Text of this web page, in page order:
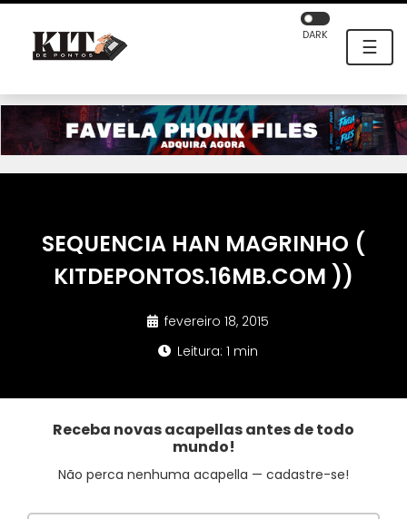
☰
DARK
SEQUENCIA HAN MAGRINHO (
KITDEPONTOS.16MB.COM ))
fevereiro 18, 2015
Leitura: 1 min
Receba novas acapellas antes de todo
mundo!
Não perca nenhuma acapella — cadastre-se!